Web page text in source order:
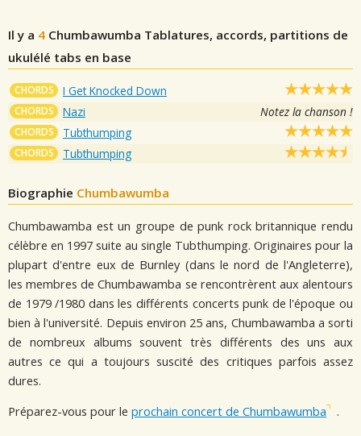
Il y a 4 Chumbawumba Tablatures, accords, partitions de
ukulélé tabs en base
CHORDS I Get Knocked Down
CHORDS Nazi Notez la chanson !
CHORDS Tubthumping
CHORDS Tubthumping
Biographie Chumbawumba
Chumbawamba est un groupe de punk rock britannique rendu
célèbre en 1997 suite au single Tubthumping. Originaires pour la
plupart d'entre eux de Burnley (dans le nord de l'Angleterre),
les membres de Chumbawamba se rencontrèrent aux alentours
de 1979 /1980 dans les différents concerts punk de l'époque ou
bien à l'université. Depuis environ 25 ans, Chumbawamba a sorti
de nombreux albums souvent très différents des uns aux
autres ce qui a toujours suscité des critiques parfois assez
dures.
Préparez-vous pour le prochain concert de Chumbawumba .